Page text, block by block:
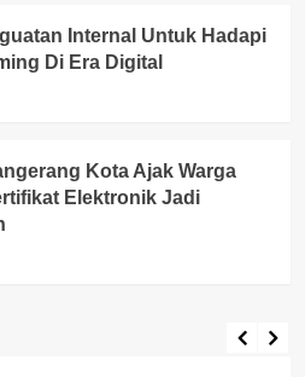
Internal Untuk Hadapi
Di Era Digital
Kota Ajak Warga
Elektronik Jadi